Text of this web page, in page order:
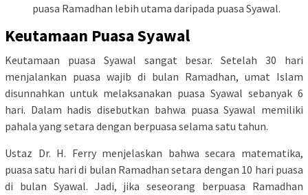
puasa Ramadhan lebih utama daripada puasa Syawal.
Keutamaan Puasa Syawal
Keutamaan puasa Syawal sangat besar. Setelah 30 hari
menjalankan puasa wajib di bulan Ramadhan, umat Islam
disunnahkan untuk melaksanakan puasa Syawal sebanyak 6
hari. Dalam hadis disebutkan bahwa puasa Syawal memiliki
pahala yang setara dengan berpuasa selama satu tahun.
Ustaz Dr. H. Ferry menjelaskan bahwa secara matematika,
puasa satu hari di bulan Ramadhan setara dengan 10 hari puasa
di bulan Syawal. Jadi, jika seseorang berpuasa Ramadhan